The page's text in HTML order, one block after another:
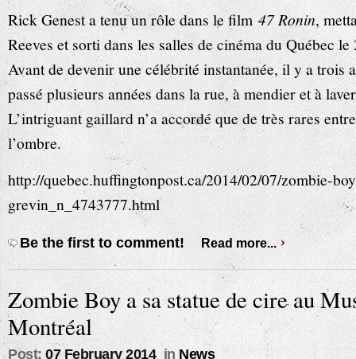
Rick Genest a tenu un rôle dans le film 47 Ronin,
Reeves et sorti dans les salles de cinéma du Québec
Avant de devenir une célébrité instantanée, il y a trois
passé plusieurs années dans la rue, à mendier et à
L’intriguant gaillard n’a accordé que de très rares
l’ombre.
http://quebec.huffingtonpost.ca/2014/02/07/zombie-
grevin_n_4743777.html
Be the first to comment! Read more...
Zombie Boy a sa statue de cire au
Montréal
Post: 07 February 2014 in News